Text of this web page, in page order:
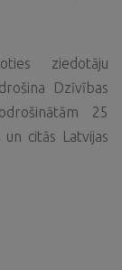
ziedotāju
Dzīvības
25
citās Latvijas